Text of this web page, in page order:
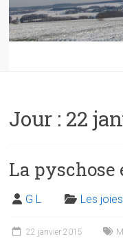
Jour : 22
La pyschose
G L Les
22 janvier 2015